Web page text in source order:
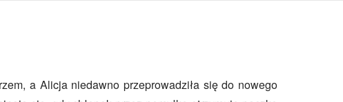
a Alicja niedawno przeprowadziła się do nowego